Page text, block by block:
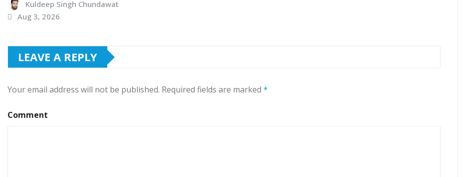
Kuldeep Singh Chundawat
Aug 3, 2026
LEAVE A REPLY
Your email address will not be published. Required fields are marked *
Comment